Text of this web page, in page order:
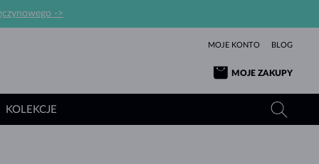
->
MOJE KONTO BLOG
MOJE ZAKUPY
KOLEKCJE